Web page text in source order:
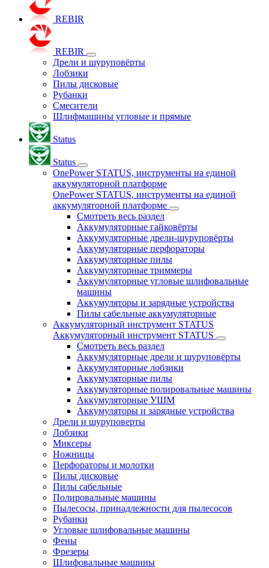
REBIR
REBIR
Дрели и шуруповёрты
Лобзики
Пилы дисковые
Рубанки
Смесители
Шлифмашины угловые и прямые
Status
Status
OnePower STATUS, инструменты на единой
аккумуляторной платформе
OnePower STATUS, инструменты на единой
аккумуляторной платформе
Смотреть весь раздел
Аккумуляторные гайковёрты
Аккумуляторные дрели-шуруповёрты
Аккумуляторные перфораторы
Аккумуляторные пилы
Аккумуляторные триммеры
Аккумуляторные угловые шлифовальные
машины
Аккумуляторы и зарядные устройства
Пилы сабельные аккумуляторные
Аккумуляторный инструмент STATUS
Аккумуляторный инструмент STATUS
Смотреть весь раздел
Аккумуляторные дрели и шуруповёрты
Аккумуляторные лобзики
Аккумуляторные пилы
Аккумуляторные полировальные машины
Аккумуляторные УШМ
Аккумуляторы и зарядные устройства
Дрели и шуруповерты
Лобзики
Миксеры
Ножницы
Перфораторы и молотки
Пилы дисковые
Пилы сабельные
Полировальные машины
Пылесосы, принадлежности для пылесосов
Рубанки
Угловые шлифовальные машины
Фены
Фрезеры
Шлифовальные машины